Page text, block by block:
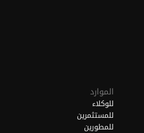
الموارد
للوكلاء
للمستثمرين
للمطورين